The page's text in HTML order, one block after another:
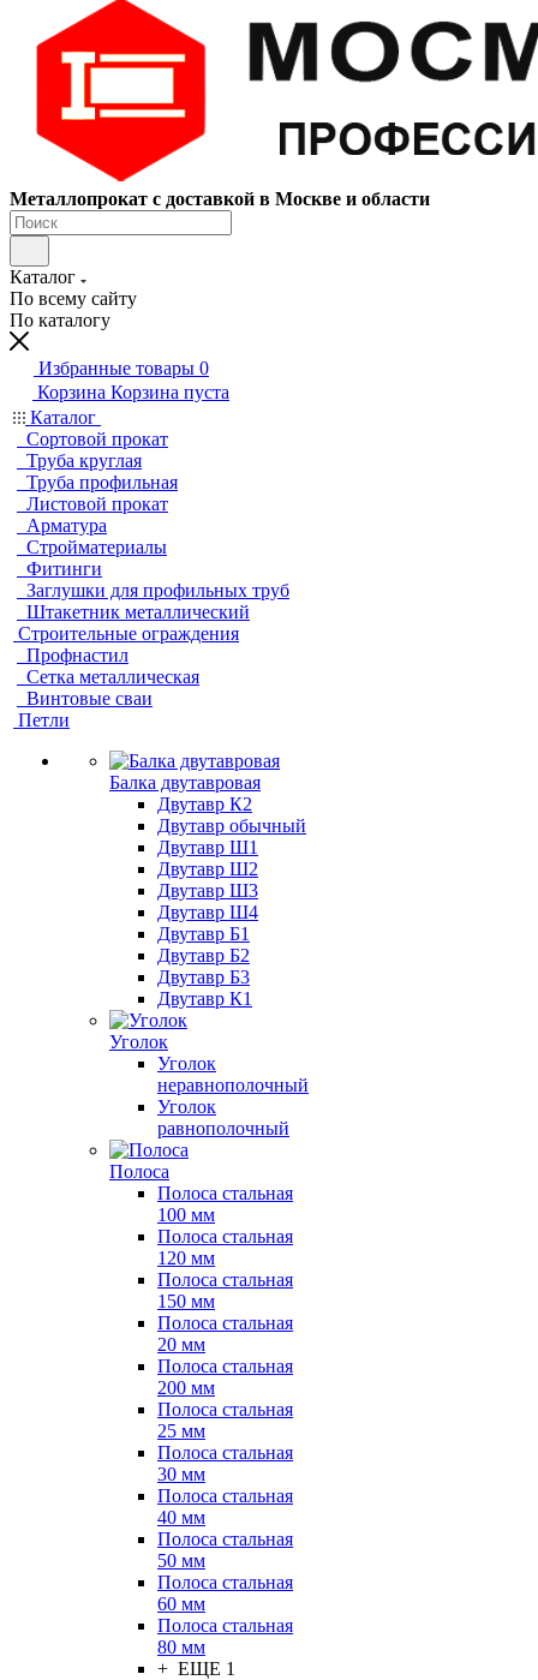
Металлопрокат с доставкой в Москве и области
Каталог
По всему сайту
По каталогу
Избранные товары 0
Корзина Корзина пуста
Каталог
Сортовой прокат
Труба круглая
Труба профильная
Листовой прокат
Арматура
Стройматериалы
Фитинги
Заглушки для профильных труб
Штакетник металлический
Строительные ограждения
Профнастил
Сетка металлическая
Винтовые сваи
Петли
Балка двутавровая
Двутавр К2
Двутавр обычный
Двутавр Ш1
Двутавр Ш2
Двутавр Ш3
Двутавр Ш4
Двутавр Б1
Двутавр Б2
Двутавр Б3
Двутавр К1
Уголок
Уголок
неравнополочный
Уголок
равнополочный
Полоса
Полоса стальная
100 мм
Полоса стальная
120 мм
Полоса стальная
150 мм
Полоса стальная
20 мм
Полоса стальная
200 мм
Полоса стальная
25 мм
Полоса стальная
30 мм
Полоса стальная
40 мм
Полоса стальная
50 мм
Полоса стальная
60 мм
Полоса стальная
80 мм
+ ЕЩЕ 1